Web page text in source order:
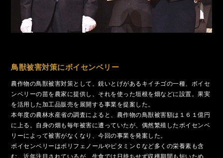
鳥獣被害対策にボイセンベリー
農作物の鳥獣被害対策として、鋭いとげがあるキイチゴの一種、ボイセ
ンベリーの苗を農家に提供し、それを使った垣根を畑などに設置。果実
を活用した加工品販売を展開する事業を提案した。
本年度の農林水産省の調査によると、農作物の鳥獣被害額は１６１億円
に上る。自身の畑も毎年被害に遭っていたが、偶然繁殖したボイセンベ
リーによって被害がなくなり、今回の事業を発案した。
ボイセンベリーはポリフェノールやビタミンＣなど多くの栄養素も含
む。近年注目されているが、生食では日持ちせず収穫期間も短いため、